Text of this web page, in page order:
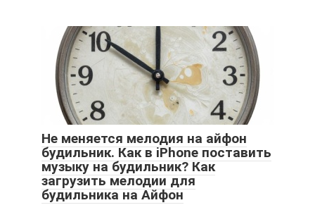
Не меняется мелодия на айфон
будильник. Как в iPhone поставить
музыку на будильник? Как
загрузить мелодии для
будильника на Айфон